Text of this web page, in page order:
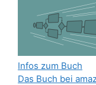
Infos zum Buch
Das Buch bei